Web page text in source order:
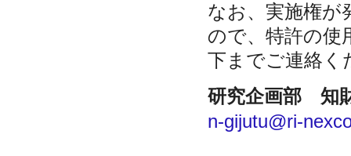
なお、実施権が
ので、特許の使
下までご連絡く
研究企画部 知
n-gijutu@ri-